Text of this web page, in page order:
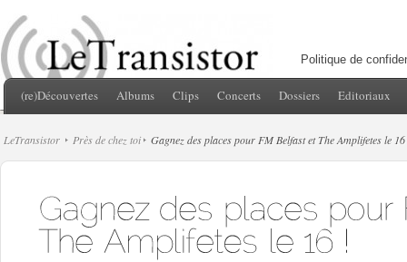
Politique de
(re)Découvertes Albums Clips Concerts Dossiers Editoriaux
LeTransistor Près de chez toi Gagnez des places pour FM Belfast et The Amplifetes le